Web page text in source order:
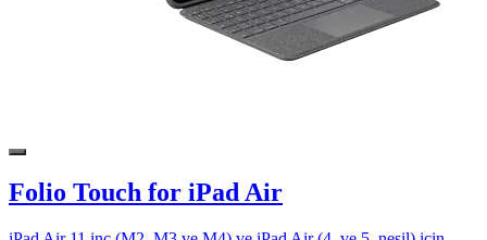
Folio Touch for iPad Air